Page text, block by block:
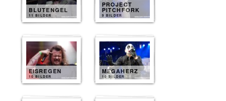
BLUTENGEL
11 BILDER
PROJECT
PITCHFORK
9 BILDER
EISREGEN
10 BILDER
MEGAHERZ
10 BILDER